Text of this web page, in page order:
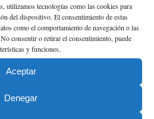
utilizamos tecnologías como las cookies para
del dispositivo. El consentimiento de estas
como el comportamiento de navegación o las
consentir o retirar el consentimiento, puede
y funciones.
Aceptar
Denegar
que esta generación no da
retribución económica. Sin
cierto. Lo que ocurre es que
a otros aspectos como
o el desarrollo profesional
fundamental que tiene que